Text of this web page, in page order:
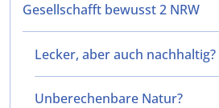
Gesellschafft bewusst 2 NRW
Lecker, aber auch nachhaltig?
Unberechenbare Natur?